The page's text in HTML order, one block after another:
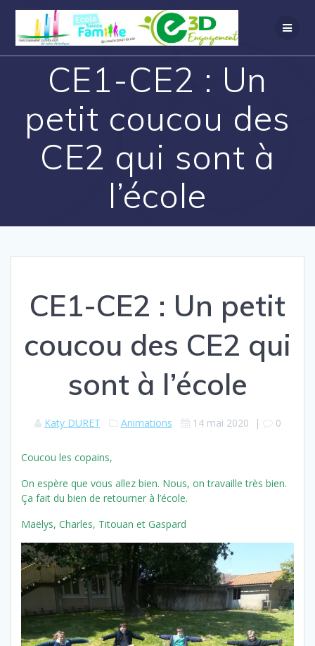
CE1-CE2 : Un
petit coucou des
CE2 qui sont à
l’école
CE1-CE2 : Un petit
coucou des CE2 qui
sont à l’école
Katy DURET Animations 14 mai 2020 | 0
Coucou les copains,
On espère que vous allez bien. Nous, on travaille très bien.
Ça fait du bien de retourner à l’école.
Maëlys, Charles, Titouan et Gaspard